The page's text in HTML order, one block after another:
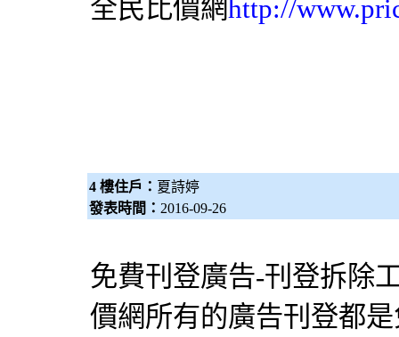
全民比價網http://
4 樓住戶： 夏詩婷
發表時間： 2016-09-26
免費刊登廣告-刊登拆除
價網所有的廣告刊登都